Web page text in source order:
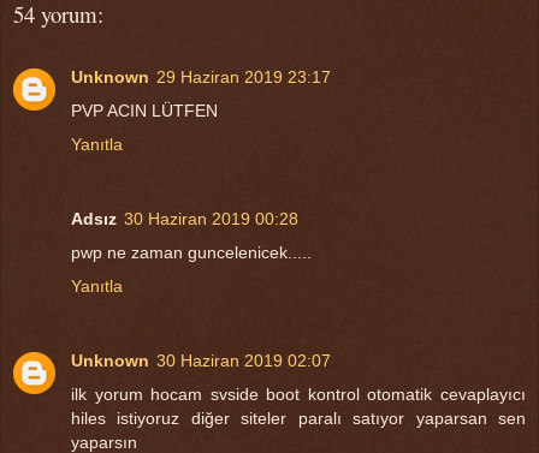
54 yorum:
Unknown 29 Haziran 2019 23:17
PVP ACIN LÜTFEN
Yanıtla
Adsız 30 Haziran 2019 00:28
pwp ne zaman guncelenicek.....
Yanıtla
Unknown 30 Haziran 2019 02:07
ilk yorum hocam svside boot kontrol otomatik cevaplayıcı
hiles istiyoruz diğer siteler paralı satıyor yaparsan sen
yaparsın